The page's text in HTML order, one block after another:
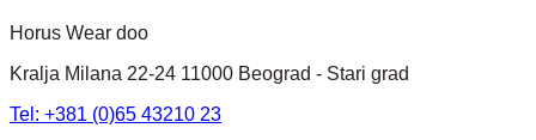
Horus Wear doo
Kralja Milana 22-24 11000 Beograd - Stari grad
Tel: +381 (0)65 43210 23